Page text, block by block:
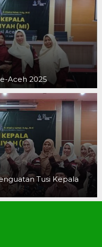
Aceh 2025
Tusi Kepala